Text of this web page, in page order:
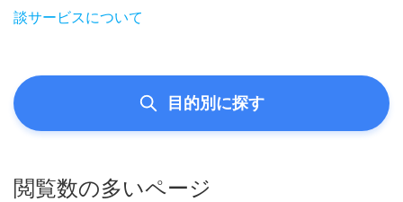
談サービスについて
目的別に探す
閲覧数の多いページ